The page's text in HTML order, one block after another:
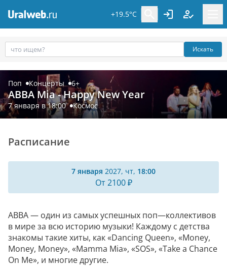
+19.5°C
Искать
Поп Концерты 6+
ABBA Mia - Happy New Year
7 января в 18:00 Космос
Расписание
7 января 2027, чт, 18:00
От 2100 ₽
ABBA — один из самых успешных поп—коллективов
в мире за всю историю музыки! Каждому с детства
знакомы такие хиты, как «Dancing Queen», «Money,
Money, Money», «Mamma Mia», «SOS», «Take a Chance
On Me», и многие другие.